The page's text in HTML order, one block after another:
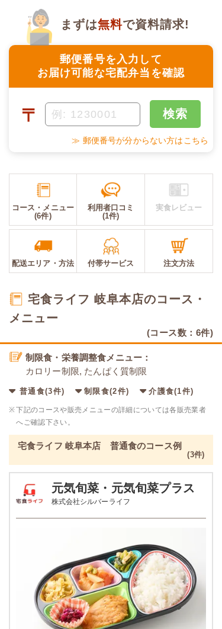
郵便番号を入力して
お届け可能な宅配弁当を確認
まずは無料で資料請求!
〒 検索
≫ 郵便番号が分からない方はこちら
コース・メニュー
(6件)
利用者口コミ
(1件)
実食レビュー
配送エリア・ 方法 付帯サービス 注文方法
宅食ライフ 岐阜本店のコース・
メニュー
(コース数：6件)
制限食・栄養調整食メニュー：
カロリー制限, たんぱく質制限
普通食(3件) 制限食(2件) 介護食(1件)
※下記のコースや販売メニューの詳細については各販売業者
へご確認下さい。
宅食ライフ 岐阜本店 普通食のコース例
(3件)
元気旬菜・元気旬菜プラス
株式会社シルバーライフ